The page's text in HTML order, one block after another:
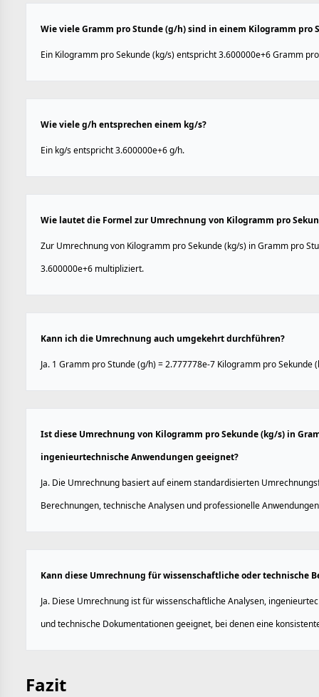
Wie viele Gramm pro Stunde (g/h) sind in einem Kilogramm pro
Ein Kilogramm pro Sekunde (kg/s) entspricht 3.600000e+6 Gramm
Wie viele g/h entsprechen einem kg/s?
Ein kg/s entspricht 3.600000e+6 g/h.
Wie lautet die Formel zur Umrechnung von Kilogramm pro
Zur Umrechnung von Kilogramm pro Sekunde (kg/s) in Gramm pro
3.600000e+6 multipliziert.
Kann ich die Umrechnung auch umgekehrt durchführen?
Ja. 1 Gramm pro Stunde (g/h) = 2.777778e-7 Kilogramm pro Sekunde
Ist diese Umrechnung von Kilogramm pro Sekunde (kg/s) in
ingenieurtechnische Anwendungen geeignet?
Ja. Die Umrechnung basiert auf einem standardisierten
Berechnungen, technische Analysen und professionelle
Kann diese Umrechnung für wissenschaftliche oder technische
Ja. Diese Umrechnung ist für wissenschaftliche Analysen,
und technische Dokumentationen geeignet, bei denen eine
Fazit